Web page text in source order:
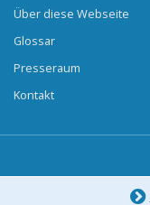
Über diese Webseite
Glossar
Presseraum
Kontakt